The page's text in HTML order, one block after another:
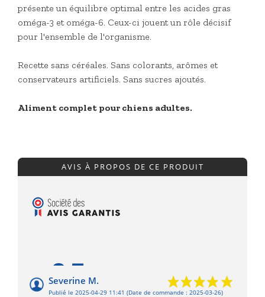
présente un équilibre optimal entre les acides gras
oméga-3 et oméga-6. Ceux-ci jouent un rôle décisif
pour l'ensemble de l'organisme.
Recette sans céréales. Sans colorants, arômes et
conservateurs artificiels. Sans sucres ajoutés.
Aliment complet pour chiens adultes.
AVIS À PROPOS DE CE PRODUIT
9.5/10
Severine M.
Publié le 2025-04-29 11:41 (Date de commande : 2025-03-26)